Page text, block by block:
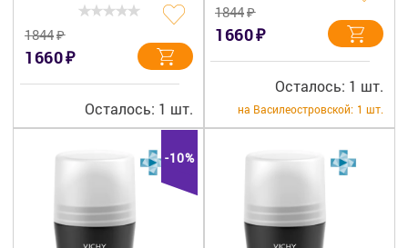
1844₽
1660₽
Осталось: 1 шт.
1844₽
1660₽
Осталось: 1 шт.
на Василеостровской: 1 шт.
-10%